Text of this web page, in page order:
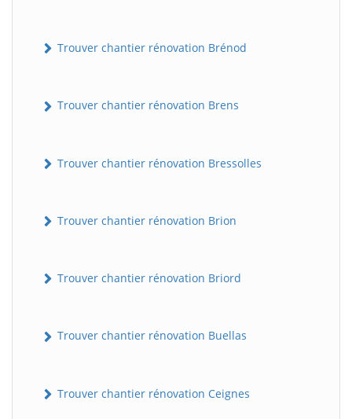
Trouver chantier rénovation Brénod
Trouver chantier rénovation Brens
Trouver chantier rénovation Bressolles
Trouver chantier rénovation Brion
Trouver chantier rénovation Briord
Trouver chantier rénovation Buellas
Trouver chantier rénovation Ceignes